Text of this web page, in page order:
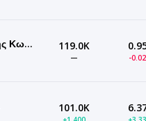
Gus Tsin Τσινάλης Κωνσταντίνος
119.0K
— -
101.0K